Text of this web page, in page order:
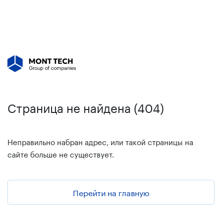
Страница не найдена (404)
Неправильно набран адрес, или такой страницы на
сайте больше не существует.
Перейти на главную